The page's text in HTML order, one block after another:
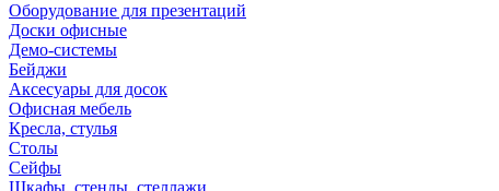
Оборудование для презентаций
Доски офисные
Демо-системы
Бейджи
Аксесуары для досок
Офисная мебель
Кресла, стулья
Столы
Сейфы
Шкафы, стенды, стеллажи